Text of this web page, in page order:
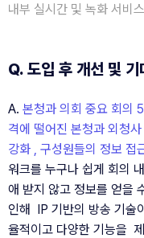
내부 실시간 및 녹화 서비
Q. 도입 후 개선 및
A. 본청과 의회 중요 회의
격에 떨어진 본청과 외청
강화 , 구성원들의 정보 접
워크를 누구나 쉽게 회의
애 받지 않고 정보를 얻을
인해  IP 기반의 방송 기술
율적이고 다양한 기능을